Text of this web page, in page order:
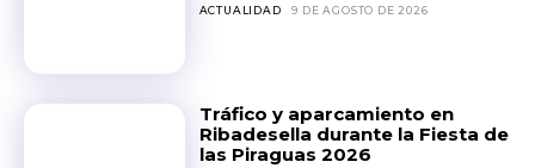
ACTUALIDAD 9 DE AGOSTO DE 2026
Tráfico y aparcamiento en
Ribadesella durante la Fiesta de
las Piraguas 2026